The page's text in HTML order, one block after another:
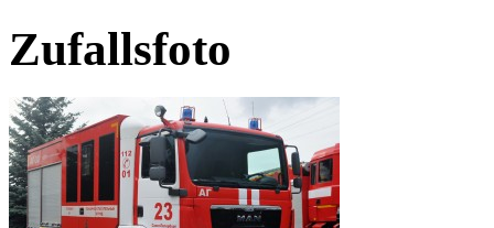
Zufallsfoto